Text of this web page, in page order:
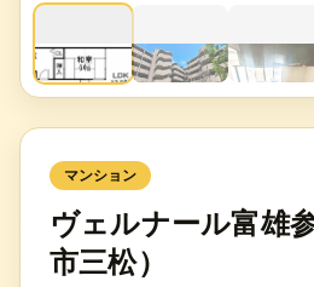
マンション
ヴェルナール富雄
市三松）